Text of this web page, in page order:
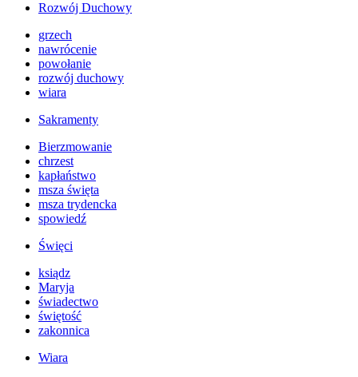
Rozwój Duchowy
grzech
nawrócenie
powołanie
rozwój duchowy
wiara
Sakramenty
Bierzmowanie
chrzest
kapłaństwo
msza święta
msza trydencka
spowiedź
Święci
ksiądz
Maryja
świadectwo
świętość
zakonnica
Wiara